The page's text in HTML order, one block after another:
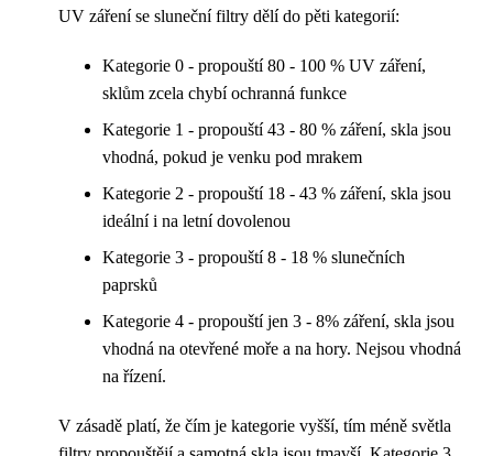
UV záření se sluneční filtry dělí do pěti kategorií:
Kategorie 0 - propouští 80 - 100 % UV záření,
sklům zcela chybí ochranná funkce
Kategorie 1 - propouští 43 - 80 % záření, skla jsou
vhodná, pokud je venku pod mrakem
Kategorie 2 - propouští 18 - 43 % záření, skla jsou
ideální i na letní dovolenou
Kategorie 3 - propouští 8 - 18 % slunečních
paprsků
Kategorie 4 - propouští jen 3 - 8% záření, skla jsou
vhodná na otevřené moře a na hory. Nejsou vhodná
na řízení.
V zásadě platí, že čím je kategorie vyšší, tím méně světla